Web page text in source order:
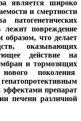
является широко
и смертности
патогенетических
лежит повреждение
что делает
оказывающих
действие на
и тормозящих
поколения
препарат
печени различной